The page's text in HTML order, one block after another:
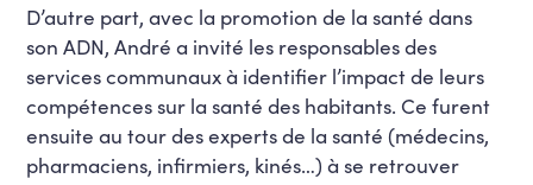
D’autre part, avec la promotion de la santé dans
son ADN, André a invité les responsables des
services communaux à identifier l’impact de leurs
compétences sur la santé des habitants. Ce furent
ensuite au tour des experts de la santé (médecins,
pharmaciens, infirmiers, kinés…) à se retrouver